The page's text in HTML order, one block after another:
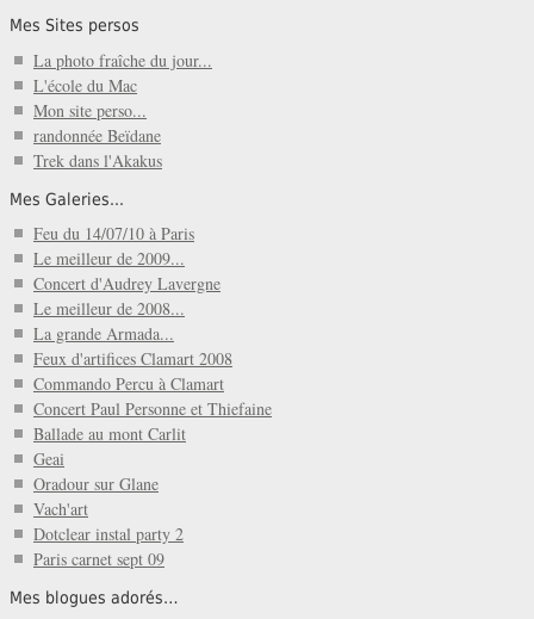
Mes Sites persos
La photo fraîche du jour...
L'école du Mac
Mon site perso...
randonnée Beïdane
Trek dans l'Akakus
Mes Galeries...
Feu du 14/07/10 à Paris
Le meilleur de 2009...
Concert d'Audrey Lavergne
Le meilleur de 2008...
La grande Armada...
Feux d'artifices Clamart 2008
Commando Percu à Clamart
Concert Paul Personne et Thiefaine
Ballade au mont Carlit
Geai
Oradour sur Glane
Vach'art
Dotclear instal party 2
Paris carnet sept 09
Mes blogues adorés…